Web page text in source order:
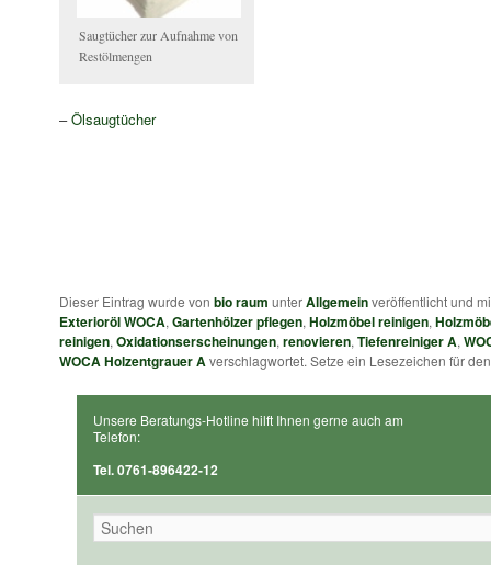
Saugtücher zur Aufnahme von
Restölmengen
–Ölsaugtücher
Dieser Eintrag wurde von bio raum unterAllgemeinveröffentlicht und
Exterioröl WOCA, Gartenhölzer pflegen, Holzmöbel reinigen,
reinigen, Oxidationserscheinungen, renovieren, Tiefenreiniger A,
WOCA Holzentgrauer Averschlagwortet. Setze ein Lesezeichen für
Unsere Beratungs-Hotline hilft Ihnen gerne auch am
Telefon:
Tel. 0761-896422-12
Suchen